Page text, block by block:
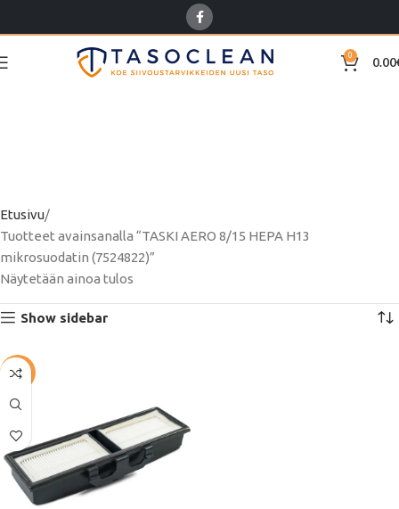
0 0.00
Etusivu
Tuotteet avainsanalla “TASKI AERO 8/15 HEPA H13
mikrosuodatin (7524822)”
Näytetään ainoa tulos
Show sidebar
-55%